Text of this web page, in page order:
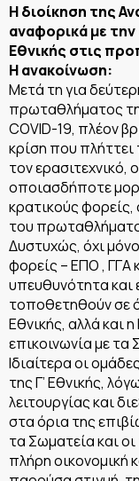
Η διοίκηση της
αναφορικά με
Εθνικής στις
Η ανακοίνωση:
Μετά τη για
πρωταθλήματος
COVID-19, πλέον
κρίση που πλήττει
τον ερασιτεχνικό,
οποιασδήποτε
κρατικούς
του
Δυστυχώς, όχι
φορείς – ΕΠΟ , ΓΓΑ
υπευθυνότητα και
τοποθετηθούν σε
Εθνικής, αλλά και
επικοινωνία με τα
Ιδιαίτερα οι
της Γ’ Εθνικής,
λειτουργίας και
στα όρια της
τα Σωματεία και
πλήρη οικονομική